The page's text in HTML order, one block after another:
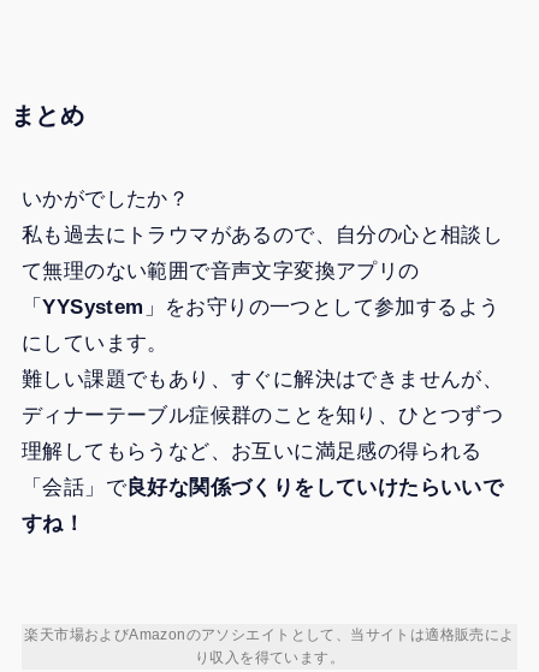
まとめ
いかがでしたか？
私も過去にトラウマがあるので、自分の心と相談し
て無理のない範囲で音声文字変換アプリの
「YYSystem 」をお守りの一つとして参加するよう
にしています。
難しい課題でもあり、すぐに解決はできませんが、
ディナーテーブル症候群のことを知り、ひとつずつ
理解してもらうなど、お互いに満足感の得られる
「会話」で良好な関係づくりをしていけたらいいで
すね！
楽天市場およびAmazonのアソシエイトとして、当サイトは適格販売によ
り収入を得ています。